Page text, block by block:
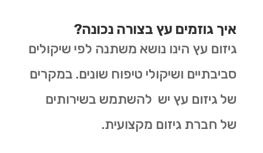
איך גוזמים עץ בצורה נכונה?
גיזום עץ הינו נושא משתנה לפי שיקולים
סביבתיים ושיקולי טיפוח שונים. במקרים
של גיזום עץ יש להשתמש בשירותים
של חברת גיזום מקצועית.